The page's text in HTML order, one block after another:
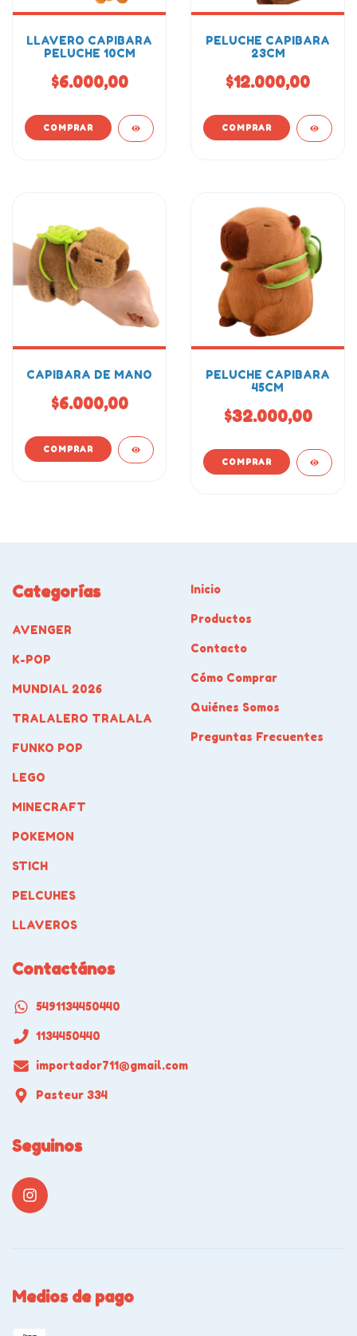
LLAVERO CAPIBARA
PELUCHE 10CM
$6.000,00
PELUCHE CAPIBARA
23CM
$12.000,00
CAPIBARA DE MANO
$6.000,00
PELUCHE CAPIBARA
45CM
$32.000,00
Categorías
AVENGER
K-POP
MUNDIAL 2026
TRALALERO TRALALA
FUNKO POP
LEGO
MINECRAFT
POKEMON
STICH
PELCUHES
LLAVEROS
Inicio
Productos
Contacto
Cómo Comprar
Quiénes Somos
Preguntas Frecuentes
Contactános
5491134450440
1134450440
importador711@gmail.com
Pasteur 334
Seguinos
Medios de pago